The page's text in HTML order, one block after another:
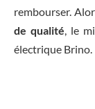
rembourser.
de qualité, le
électrique Brino.